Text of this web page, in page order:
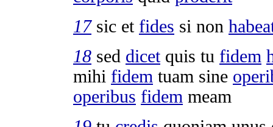
17sic et fides si non
18 sed dicetquis tu fidem
mihi fidem tuam sine
operibus fidem meam